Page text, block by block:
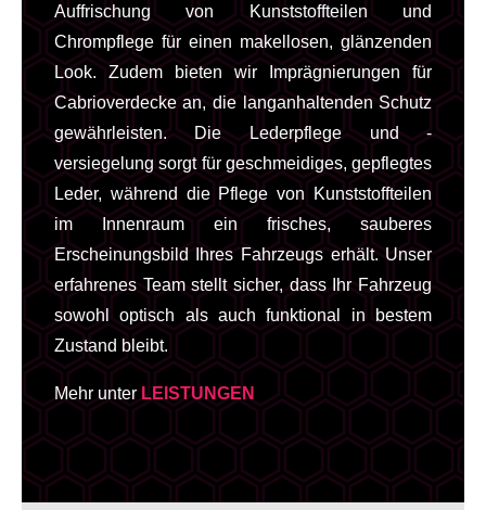
Auffrischung von Kunststoffteilen und
Chrompflege für einen makellosen, glänzenden
Look. Zudem bieten wir Imprägnierungen für
Cabrioverdecke an, die langanhaltenden Schutz
gewährleisten. Die Lederpflege und -
versiegelung sorgt für geschmeidiges, gepflegtes
Leder, während die Pflege von Kunststoffteilen
im Innenraum ein frisches, sauberes
Erscheinungsbild Ihres Fahrzeugs erhält. Unser
erfahrenes Team stellt sicher, dass Ihr Fahrzeug
sowohl optisch als auch funktional in bestem
Zustand bleibt.
Mehr unter LEISTUNGEN